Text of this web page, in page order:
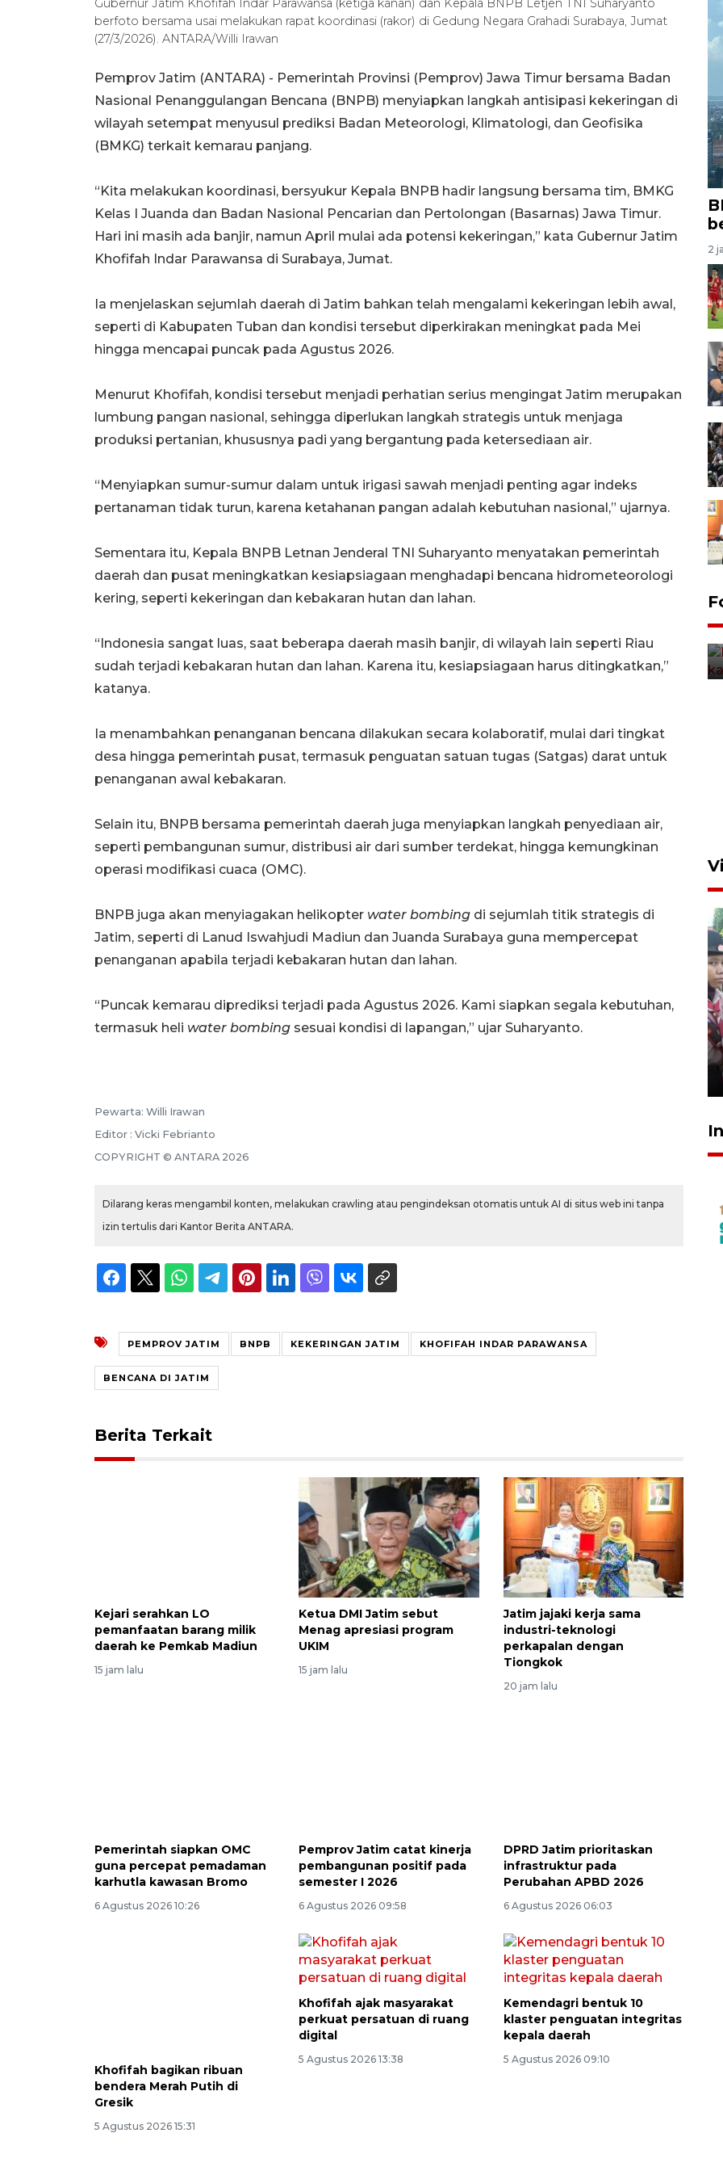
Gubernur Jatim Khofifah Indar Parawansa (ketiga kanan) dan Kepala BNPB Letjen TNI Suharyanto
berfoto bersama usai melakukan rapat koordinasi (rakor) di Gedung Negara Grahadi Surabaya, Jumat
(27/3/2026). ANTARA/Willi Irawan
Pemprov Jatim (ANTARA) - Pemerintah Provinsi (Pemprov) Jawa Timur bersama Badan
Nasional Penanggulangan Bencana (BNPB) menyiapkan langkah antisipasi kekeringan di
wilayah setempat menyusul prediksi Badan Meteorologi, Klimatologi, dan Geofisika
(BMKG) terkait kemarau panjang.
“Kita melakukan koordinasi, bersyukur Kepala BNPB hadir langsung bersama tim, BMKG
Kelas I Juanda dan Badan Nasional Pencarian dan Pertolongan (Basarnas) Jawa Timur.
Hari ini masih ada banjir, namun April mulai ada potensi kekeringan,” kata Gubernur Jatim
Khofifah Indar Parawansa di Surabaya, Jumat.
Ia menjelaskan sejumlah daerah di Jatim bahkan telah mengalami kekeringan lebih awal,
seperti di Kabupaten Tuban dan kondisi tersebut diperkirakan meningkat pada Mei
hingga mencapai puncak pada Agustus 2026.
Menurut Khofifah, kondisi tersebut menjadi perhatian serius mengingat Jatim merupakan
lumbung pangan nasional, sehingga diperlukan langkah strategis untuk menjaga
produksi pertanian, khususnya padi yang bergantung pada ketersediaan air.
“Menyiapkan sumur-sumur dalam untuk irigasi sawah menjadi penting agar indeks
pertanaman tidak turun, karena ketahanan pangan adalah kebutuhan nasional,” ujarnya.
Sementara itu, Kepala BNPB Letnan Jenderal TNI Suharyanto menyatakan pemerintah
daerah dan pusat meningkatkan kesiapsiagaan menghadapi bencana hidrometeorologi
kering, seperti kekeringan dan kebakaran hutan dan lahan.
“Indonesia sangat luas, saat beberapa daerah masih banjir, di wilayah lain seperti Riau
sudah terjadi kebakaran hutan dan lahan. Karena itu, kesiapsiagaan harus ditingkatkan,”
katanya.
Ia menambahkan penanganan bencana dilakukan secara kolaboratif, mulai dari tingkat
desa hingga pemerintah pusat, termasuk penguatan satuan tugas (Satgas) darat untuk
penanganan awal kebakaran.
Selain itu, BNPB bersama pemerintah daerah juga menyiapkan langkah penyediaan air,
seperti pembangunan sumur, distribusi air dari sumber terdekat, hingga kemungkinan
operasi modifikasi cuaca (OMC).
BNPB juga akan menyiagakan helikopter water bombing di sejumlah titik strategis di
Jatim, seperti di Lanud Iswahjudi Madiun dan Juanda Surabaya guna mempercepat
penanganan apabila terjadi kebakaran hutan dan lahan.
“Puncak kemarau diprediksi terjadi pada Agustus 2026. Kami siapkan segala kebutuhan,
termasuk heli water bombing sesuai kondisi di lapangan,” ujar Suharyanto.
Pewarta: Willi Irawan
Editor : Vicki Febrianto
COPYRIGHT © ANTARA 2026
Dilarang keras mengambil konten, melakukan crawling atau pengindeksan otomatis untuk AI di situs web ini tanpa
izin tertulis dari Kantor Berita ANTARA.
PEMPROV JATIM BNPB KEKERINGAN JATIM KHOFIFAH INDAR PARAWANSA
BENCANA DI JATIM
Berita Terkait
Kejari serahkan LO
pemanfaatan barang milik
daerah ke Pemkab Madiun
15 jam lalu
Ketua DMI Jatim sebut
Menag apresiasi program
UKIM
15 jam lalu
Jatim jajaki kerja sama
industri-teknologi
perkapalan dengan
Tiongkok
20 jam lalu
Pemerintah siapkan OMC
guna percepat pemadaman
karhutla kawasan Bromo
6 Agustus 2026 10:26
Pemprov Jatim catat kinerja
pembangunan positif pada
semester I 2026
6 Agustus 2026 09:58
DPRD Jatim prioritaskan
infrastruktur pada
Perubahan APBD 2026
6 Agustus 2026 06:03
Khofifah bagikan ribuan
bendera Merah Putih di
Gresik
5 Agustus 2026 15:31
Khofifah ajak masyarakat
perkuat persatuan di ruang
digital
5 Agustus 2026 13:38
Kemendagri bentuk 10
klaster penguatan integritas
kepala daerah
5 Agustus 2026 09:10
2
Uji fungsi jembatan kereta api
5 Agustus 2026 22:18
BNPB optimalkan penguatan
Desa Tangguh Bencana di
Vaksin HPV untuk siswa laki-
2026-08-06 06:30:00